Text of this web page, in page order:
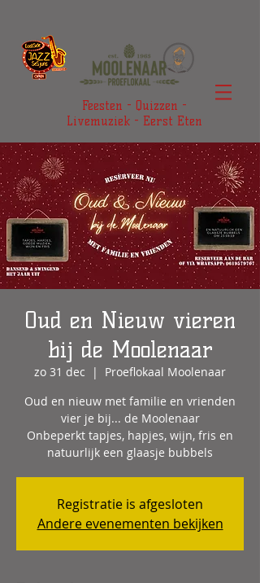
Feesten - Quizzen -
Livemuziek - Eerst Eten
Oud en Nieuw vieren
bij de Moolenaar
zo 31 dec
  |
Proeflokaal Moolenaar
Oud en nieuw met familie en vrienden
vier je bij... de Moolenaar
Onbeperkt tapjes, hapjes, wijn, fris en
Registratie is afgesloten
Andere evenementen bekijken